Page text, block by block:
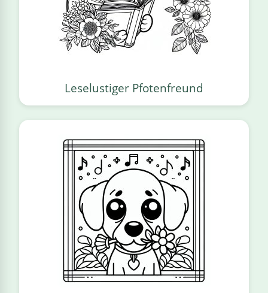
Leselustiger Pfotenfreund